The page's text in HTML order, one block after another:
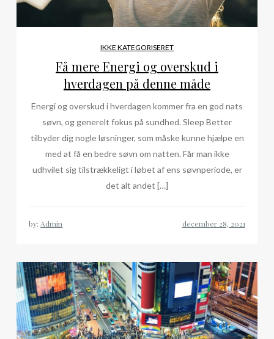
IKKE KATEGORISERET
Få mere Energi og overskud i
hverdagen på denne måde
Energi og overskud i hverdagen kommer fra en god nats
søvn, og generelt fokus på sundhed. Sleep Better
tilbyder dig nogle løsninger, som måske kunne hjælpe en
med at få en bedre søvn om natten. Får man ikke
udhvilet sig tilstrækkeligt i løbet af ens søvnperiode, er
det alt andet […]
by: Admin